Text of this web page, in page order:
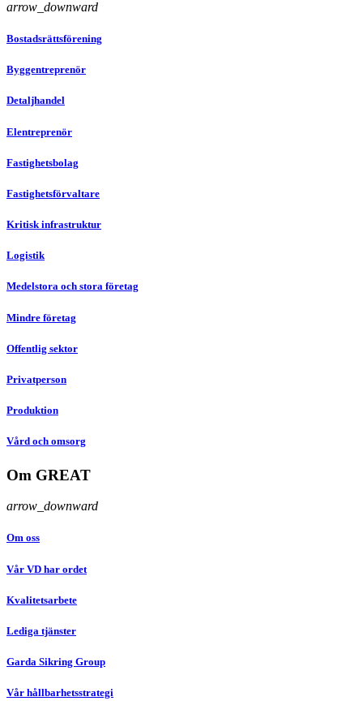
arrow_downward
Bostadsrättsförening
Byggentreprenör
Detaljhandel
Elentreprenör
Fastighetsbolag
Fastighetsförvaltare
Kritisk infrastruktur
Logistik
Medelstora och stora företag
Mindre företag
Offentlig sektor
Privatperson
Produktion
Vård och omsorg
Om GREAT
arrow_downward
Om oss
Vår VD har ordet
Kvalitetsarbete
Lediga tjänster
Garda Sikring Group
Vår hållbarhetsstrategi